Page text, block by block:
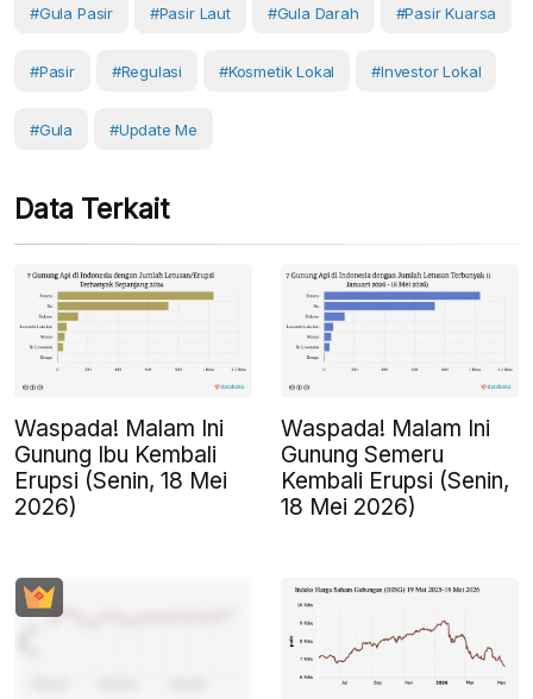
#Gula Pasir #pasir Laut #gula Darah #pasir Kuarsa
#pasir #regulasi #kosmetik Lokal #investor Lokal
#Gula #Update Me
Data Terkait
Waspada! Malam Ini
Gunung Ibu Kembali
Erupsi (Senin, 18 Mei
2026)
Waspada! Malam Ini
Gunung Semeru
Kembali Erupsi (Senin,
18 Mei 2026)